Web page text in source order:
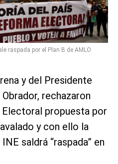
raspada por el Plan B de AMLO
y del Presidente
rechazaron
propuesta por
y con ello la
saldrá “raspada” en